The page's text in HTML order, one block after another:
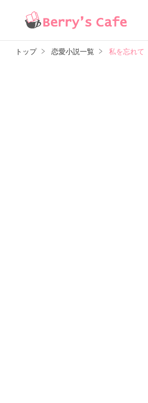
トップ 恋愛小説一覧 私を忘れて